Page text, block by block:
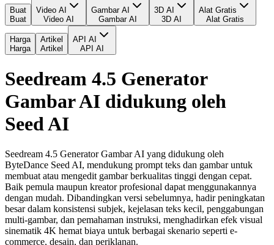
Buat
Buat
Video AI
Video AI
Gambar AI
Gambar AI
3D AI
3D AI
Alat Gratis
Alat Gratis
Harga
Harga
Artikel
Artikel
API AI
API AI
Seedream 4.5 Generator
Gambar AI didukung oleh
Seed AI
Seedream 4.5 Generator Gambar AI yang didukung oleh
ByteDance Seed AI, mendukung prompt teks dan gambar untuk
membuat atau mengedit gambar berkualitas tinggi dengan cepat.
Baik pemula maupun kreator profesional dapat menggunakannya
dengan mudah. Dibandingkan versi sebelumnya, hadir peningkatan
besar dalam konsistensi subjek, kejelasan teks kecil, penggabungan
multi-gambar, dan pemahaman instruksi, menghadirkan efek visual
sinematik 4K hemat biaya untuk berbagai skenario seperti e-
commerce, desain, dan periklanan.